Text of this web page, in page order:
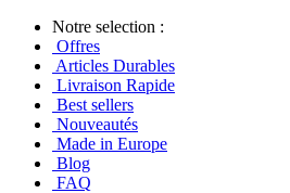
Notre selection :
Offres
Articles Durables
Livraison Rapide
Best sellers
Nouveautés
Made in Europe
Blog
FAQ